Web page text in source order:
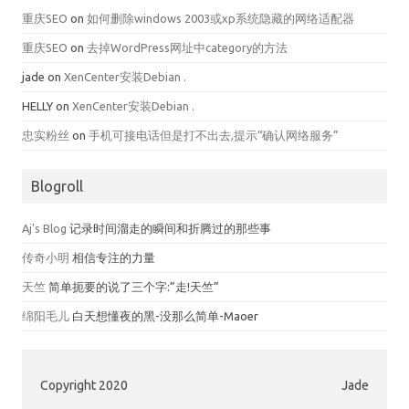
重庆SEO on 如何删除windows 2003或xp系统隐藏的网络适配器
重庆SEO on 去掉WordPress网址中category的方法
jade on XenCenter安装Debian .
HELLY on XenCenter安装Debian .
忠实粉丝 on 手机可接电话但是打不出去,提示“确认网络服务”
Blogroll
Aj's Blog 记录时间溜走的瞬间和折腾过的那些事
传奇小明 相信专注的力量
天竺 简单扼要的说了三个字:”走!天竺”
绵阳毛儿 白天想懂夜的黑-没那么简单-Maoer
Copyright 2020 Jade